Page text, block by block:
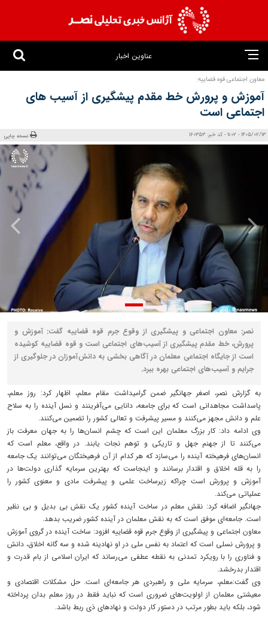
عناوین اخبار
معاون اجتماعی قوه قضاییه:
آموزش و پرورش خط مقدم پیشگیری از آسیب‌ های
اجتماعی است
1405/02/13 - 11:02 - کد خبر: 160353 نسخه چاپی
نصر: معاون اجتماعی و پیشگیری از وقوع جرم قوه قضاییه گفت: آموزش و
پرورش، خط مقدم پیشگیری از آسیب‌های اجتماعی است و قوه قضاییه کوشیده
است از جایگاه اجتماعی معلمان در آگاهی بخشی به دانش‌آموزان در جلوگیری از
جرایم و آسیب‌های اجتماعی بهره ببرد.
به گزارش نصر، اصغر جهانگیر ضمن گرامیداشت مقام معلم، اظهار کرد: روز معلم،
پاسداشت مجاهدانی است که برای جامعه، دانایی می‌آفرینند و نسل آینده را به سلاح
علم و دانش مجهز می‌کنند و مسیر پیشرفت و تعالی کشور را تضمین می‌کنند.
وی ادامه داد: کار بزرگ معلمان این است که چشم انسان‌ها را به جهان معرفت باز
می‌کنند تا از جهنم جهل و تاریکی و توهم نجات یابند. در واقع، معلم است که
انسان‌های فرهیخته آینده را می‌سازد که هر کدام از آن فرهیختگان می‌توانند یک جامعه
را به قله اخلاق و اقتدار برسانند و اینجاست که بهترین سرمایه گذاری دولت‌ها در
آموزش و پرورش است چراکه زیرساخت علمی و پیشرفت مادی و معنوی کشور را
عملیاتی می‌کند.
جهانگیر اضافه کرد: نقش معلم در ساخت آینده کشور یک نقش بی بدیل و بی نظیر
است. جامعه‌ای موفق است که به نقش معلمان در آینده کشور ضریب بدهد.
معاون اجتماعی و پیشگیری از وقوع جرم قوه قضاییه افزود: ساخت آینده در گروی آموزش
و پرورش نسلی است که اعتماد به نفس ملی در او نهادینه شده و سه گانه اخلاق، دانش
و فناوری را با رویکرد تمدنی به نقطه عطفی می‌رساند که ایران اسلامی از بام قدرت و
اقتدار بدرخشد.
وی گفت:‌معلم، سرمایه ملی و راهبردی هر جامعه‌ای است. حل مشکلات اقتصادی و
معیشتی معلمان از اولویت‌های ضروری است که نباید فقط در روز معلم بدان پرداخته
شود، بلکه باید بطور مرتب در دستور کار دولت و نهادهای ذی ربط باشد.